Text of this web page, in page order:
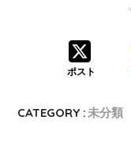
ポスト
CATEGORY :未分類